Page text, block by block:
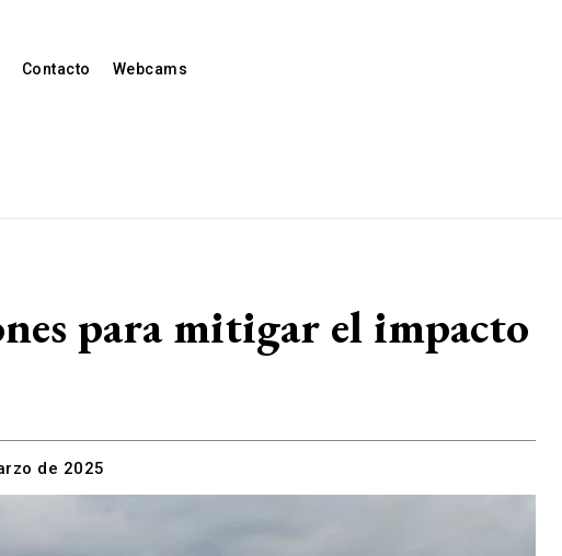
Contacto Webcams
para mitigar el impacto
de 2025